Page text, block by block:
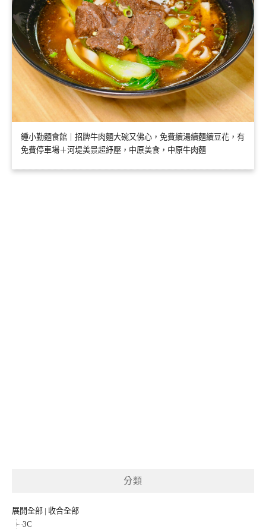
鍾小勤麵食館｜招牌牛肉麵大碗又佛心，免費續湯續麵續豆花，有
免費停車場＋河堤美景超紓壓，中原美食，中原牛肉麵
分類
展開全部 | 收合全部
3C